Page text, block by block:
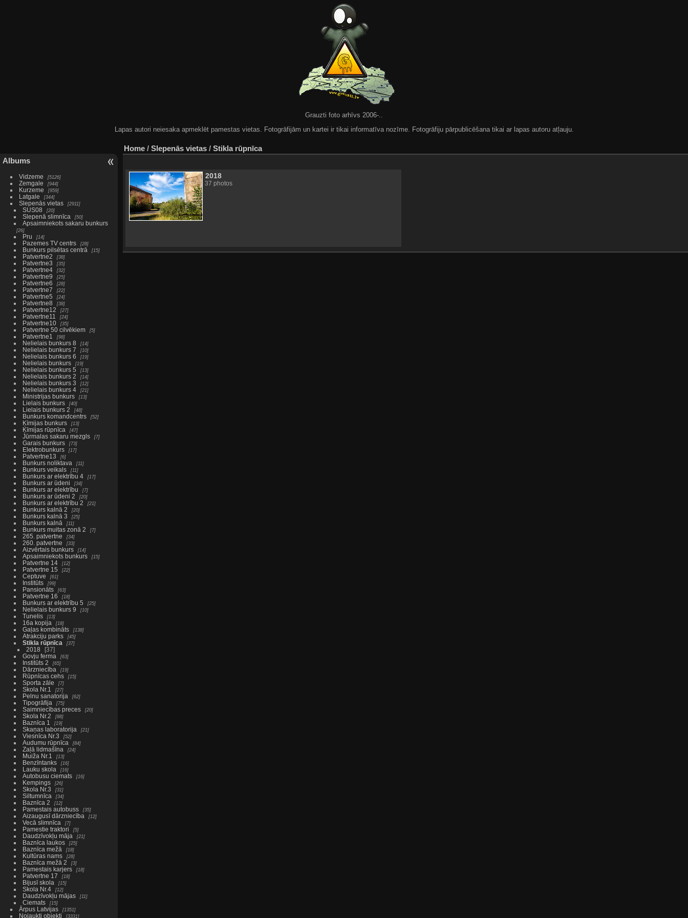
Grauzti foto arhīvs 2006-..
Lapas autori neiesaka apmeklēt pamestas vietas. Fotogrāfijām un kartei ir tikai informatīva nozīme. Fotogrāfiju pārpublicēšana tikai ar lapas autoru atļauju.
Albums
Vidzeme 5126
Zemgale 944
Kurzeme 959
Latgale 344
Slepenās vietas 2911
SUS08 20
Slepenā slimnīca 50
Apsaimniekots sakaru bunkurs
26
Pru 14
Pazemes TV centrs 28
Bunkurs pilsētas centrā 15
Patvertne2 38
Patvertne3 35
Patvertne4 32
Patvertne9 25
Patvertne6 28
Patvertne7 22
Patvertne5 24
Patvertne8 38
Patvertne12 27
Patvertne11 24
Patvertne10 35
Patvertne 50 cilvēkiem 5
Patvertne1 98
Nelielais bunkurs 8 14
Nelielais bunkurs 7 10
Nelielais bunkurs 6 19
Nelielais bunkurs 19
Nelielais bunkurs 5 13
Nelielais bunkurs 2 14
Nelielais bunkurs 3 12
Nelielais bunkurs 4 21
Ministrijas bunkurs 13
Lielais bunkurs 40
Lielais bunkurs 2 48
Bunkurs komandcentrs 52
Ķīmijas bunkurs 13
Ķīmijas rūpnīca 47
Jūrmalas sakaru mezgls 7
Garais bunkurs 73
Elektrobunkurs 17
Patvertne13 6
Bunkurs noliktava 11
Bunkurs veikals 11
Bunkurs ar elektrību 4 17
Bunkurs ar ūdeni 34
Bunkurs ar elektrību 7
Bunkurs ar ūdeni 2 20
Bunkurs ar elektrību 2 21
Bunkurs kalnā 2 20
Bunkurs kalnā 3 25
Bunkurs kalnā 11
Bunkurs muitas zonā 2 7
265. patvertne 34
260. patvertne 33
Aizvērtais bunkurs 14
Apsaimniekots bunkurs 15
Patvertne 14 12
Patvertne 15 22
Ceptuve 61
Institūts 99
Pansionāts 63
Patvertne 16 18
Bunkurs ar elektrību 5 25
Nelielais bunkurs 9 10
Tunelis 13
16a kopija 18
Gaļas kombināts 138
Atrakciju parks 45
Stikla rūpnīca 37
2018
37
Govju ferma
63
Institūts 2 65
Dārzniecība 19
Rūpnīcas cehs 15
Sporta zāle 7
Skola Nr.1 27
Pelnu sanatorija 62
Tipogrāfija 75
Saimniecības preces 20
Skola Nr.2 88
Baznīca 1 19
Skaņas laboratorija 21
Viesnīca Nr.3 52
Audumu rūpnīca 84
Zaļā lidmašīna 24
Muiža Nr.1 13
Benzīntanks 16
Lauku skola 16
Autobusu ciemats 16
Kempings 26
Skola Nr.3 31
Siltumnīca 34
Baznīca 2 12
Pamestais autobuss 35
Aizaugusī dārzniecība 12
Vecā slimnīca 7
Pamestie traktori 5
Daudzīvokļu māja 21
Baznīca laukos 25
Baznīca mežā 18
Kultūras nams 28
Baznīca mežā 2 3
Pamestais karjers 18
Patvertne 17 18
Bijusī skola 15
Skola Nr.4 12
Daudzīvokļu mājas 11
Ciemats 15
Ārpus Latvijas 1351
Nojaukti objekti 3331
Home / Slepenās vietas / Stikla rūpnīca
2018
37 photos